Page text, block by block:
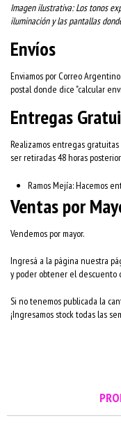
Imagen ilustrativa: Los tonos
iluminación y las pantallas
Envíos
Enviamos por Correo
postal donde dice "calcular
Entregas
Realizamos entregas
ser retiradas 48 horas
Ramos Mejía: Hacemos
Ventas por
Vendemos por mayor.
Ingresá a la página nuestra
y poder obtener el descuento
Si no tenemos publicada la
¡Ingresamos stock todas las